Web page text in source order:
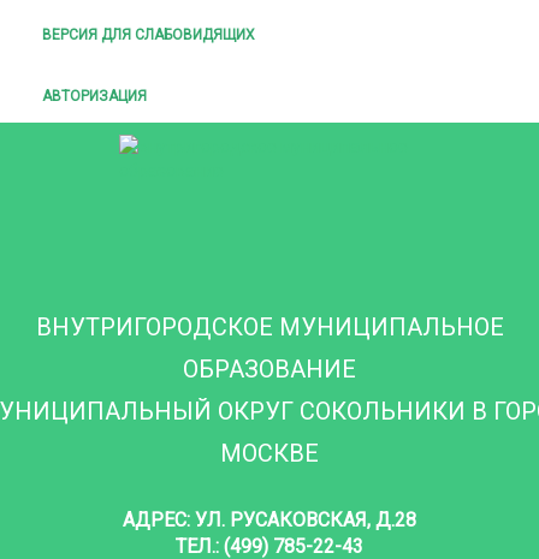
ВЕРСИЯ ДЛЯ СЛАБОВИДЯЩИХ
АВТОРИЗАЦИЯ
ВНУТРИГОРОДСКОЕ МУНИЦИПАЛЬНОЕ
ОБРАЗОВАНИЕ
ОКРУГ СОКОЛЬНИКИ В
МОСКВЕ
АДРЕС: УЛ. РУСАКОВСКАЯ, Д.28
ТЕЛ.: (499) 785-22-43